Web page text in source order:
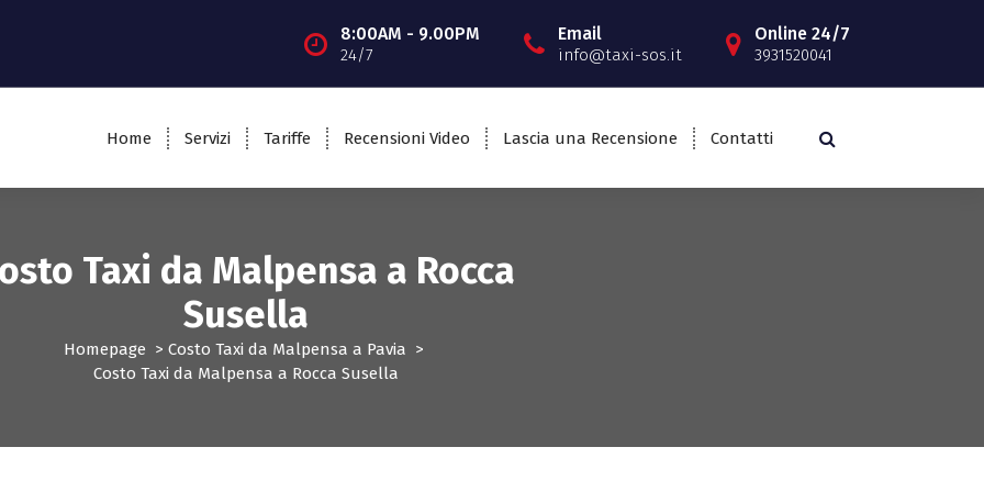
8:00AM - 9.00PM
24/7
Email
info@taxi-sos.it
Online 24/7
3931520041
Home Servizi Tariffe Recensioni Video Lascia una Recensione Contatti
Taxi da Malpensa a Rocca
Susella
Homepage > Costo Taxi da Malpensa a Pavia >
Costo Taxi da Malpensa a Rocca Susella